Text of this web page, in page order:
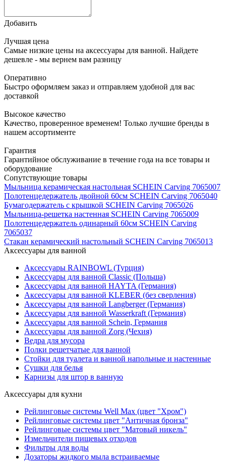
Добавить
Лучшая цена
Самые низкие цены на аксессуары для ванной. Найдете
дешевле - мы вернем вам разницу
Оперативно
Быстро оформляем заказ и отправляем удобной для вас
доставкой
Высокое качество
Качество, проверенное временем! Только лучшие бренды в
нашем ассортименте
Гарантия
Гарантийное обслуживание в течение года на все товары и
оборудование
Сопутствующие товары
Мыльница керамическая настольная SCHEIN Carving 7065007
Полотенцедержатель двойной 60см SCHEIN Carving 7065040
Бумагодержатель с крышкой SCHEIN Carving 7065026
Мыльница-решетка настенная SCHEIN Carving 7065009
Полотенцедержатель одинарный 60см SCHEIN Carving
7065037
Стакан керамический настольный SCHEIN Carving 7065013
Аксессуары для ванной
Аксессуары RAINBOWL (Турция)
Аксессуары для ванной Classic (Польша)
Аксессуары для ванной HAYTA (Германия)
Аксессуары для ванной KLEBER (без сверления)
Аксессуары для ванной Langberger (Германия)
Аксессуары для ванной Wasserkraft (Германия)
Аксессуары для ванной Schein, Германия
Аксессуары для ванной Zorg (Чехия)
Ведра для мусора
Полки решетчатые для ванной
Стойки для туалета и ванной напольные и настенные
Сушки для белья
Карнизы для штор в ванную
Аксессуары для кухни
Рейлинговые системы Well Max (цвет "Хром")
Рейлинговые системы цвет "Античная бронза"
Рейлинговые системы цвет "Матовый никель"
Измельчители пищевых отходов
Фильтры для воды
Дозаторы жидкого мыла встраиваемые